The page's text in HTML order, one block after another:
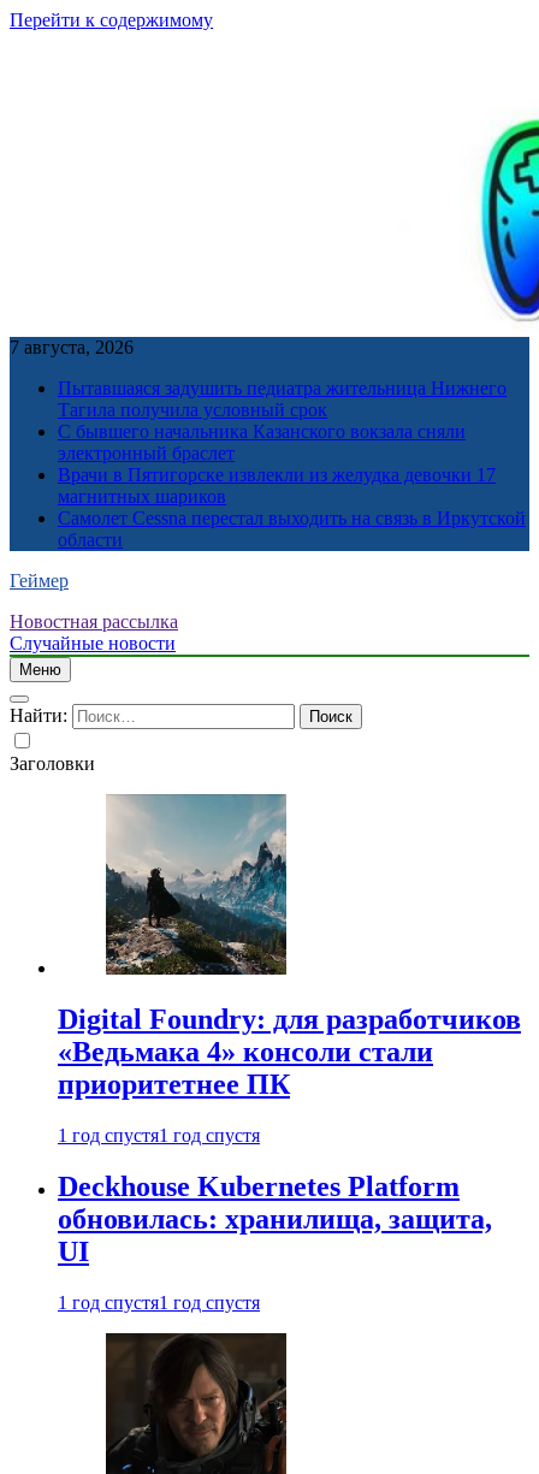
Перейти к содержимому
7 августа, 2026
Пытавшаяся задушить педиатра жительница Нижнего
Тагила получила условный срок
С бывшего начальника Казанского вокзала сняли
электронный браслет
Врачи в Пятигорске извлекли из желудка девочки 17
магнитных шариков
Самолет Cessna перестал выходить на связь в Иркутской
области
Геймер
Новостная рассылка
Случайные новости
Меню
Найти:
Заголовки
Digital Foundry: для разработчиков
«Ведьмака 4» консоли стали
приоритетнее ПК
1 год спустя1 год спустя
Deckhouse Kubernetes Platform
обновилась: хранилища, защита,
UI
1 год спустя1 год спустя